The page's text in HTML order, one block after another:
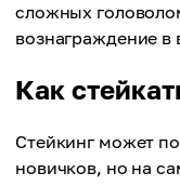
сложных
вознаграждение в
Как
Стейкинг может
новичков, но на